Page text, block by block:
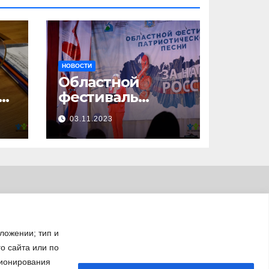
тип и
сайта или по
НОВОСТИ
Областной
фестиваль
патриотической
песни «За нами –
Россия!»
03.11.2023